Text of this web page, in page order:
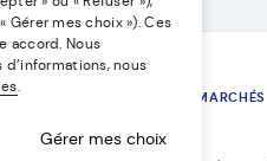
NOS MARCHÉS
mes choix »). Ces
accord. Nous
nous
.
Gérer mes choix